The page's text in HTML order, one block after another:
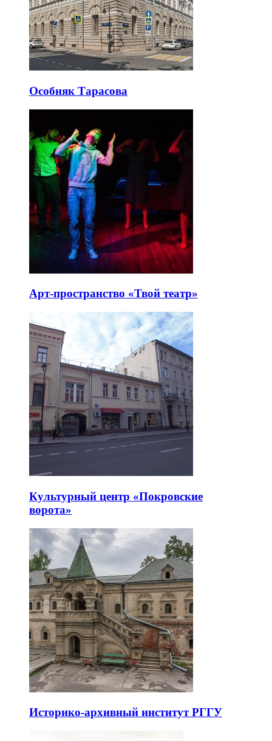
Особняк Тарасова
Арт-пространство «Твой театр»
Культурный центр «Покровские
ворота»
Историко-архивный институт РГГУ